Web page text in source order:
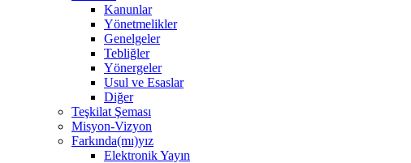
Kanunlar
Yönetmelikler
Genelgeler
Tebliğler
Yönergeler
Usul ve Esaslar
Diğer
Teşkilat Şeması
Misyon-Vizyon
Farkında(mı)yız
Elektronik Yayın